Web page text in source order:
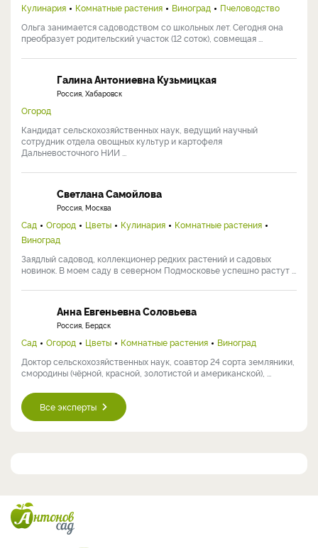
Кулинария
Комнатные растения Виноград
Пчеловодство
Ольга занимается садоводством со школьных лет. Сегодня она
преобразует родительский участок (12 соток), совмещая ...
Галина Антониевна Кузьмицкая
Россия, Хабаровск
Огород
Кандидат сельскохозяйственных наук, ведущий научный
сотрудник отдела овощных культур и картофеля
Дальневосточного НИИ ...
Светлана Самойлова
Россия, Москва
Сад Огород Цветы Кулинария
Комнатные растения
Виноград
Заядлый садовод, коллекционер редких растений и садовых
новинок. В моем саду в северном Подмосковье успешно растут ...
Анна Евгеньевна Соловьева
Россия, Бердск
Сад Огород Цветы Комнатные растения
Виноград
Доктор сельскохозяйственных наук, соавтор 24 сорта земляники,
смородины (чёрной, красной, золотистой и американской), ...
Все эксперты